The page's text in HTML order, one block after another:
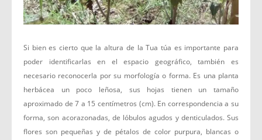
Si bien es cierto que la altura de la Tua túa es importante para
poder identificarlas en el espacio geográfico, también es
necesario reconocerla por su morfología o forma. Es una planta
herbácea un poco leñosa, sus hojas tienen un tamaño
aproximado de 7 a 15 centímetros (cm). En correspondencia a su
forma, son acorazonadas, de lóbulos agudos y denticulados. Sus
flores son pequeñas y de pétalos de color purpura, blancas o